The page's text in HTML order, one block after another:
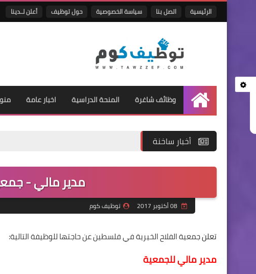
الرئيسية اتصل بنا سياسة الخصوصية حول توظيف أعلن لــدينا
الرئيسية
وظائف شاغرة المنحة الدراسية اخبار عامة
أخبار ساخنة
مدير مالي -
توظيف كوم
تعلنجمعية الفلاح الخيرية في فلسطين عن حاجتها للوظيفة التالية:
مدير مالي للجمعية